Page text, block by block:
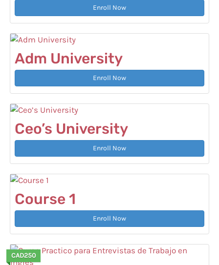
Enroll Now
Adm University
Enroll Now
Ceo’s University
Enroll Now
Course 1
Enroll Now
CAD250